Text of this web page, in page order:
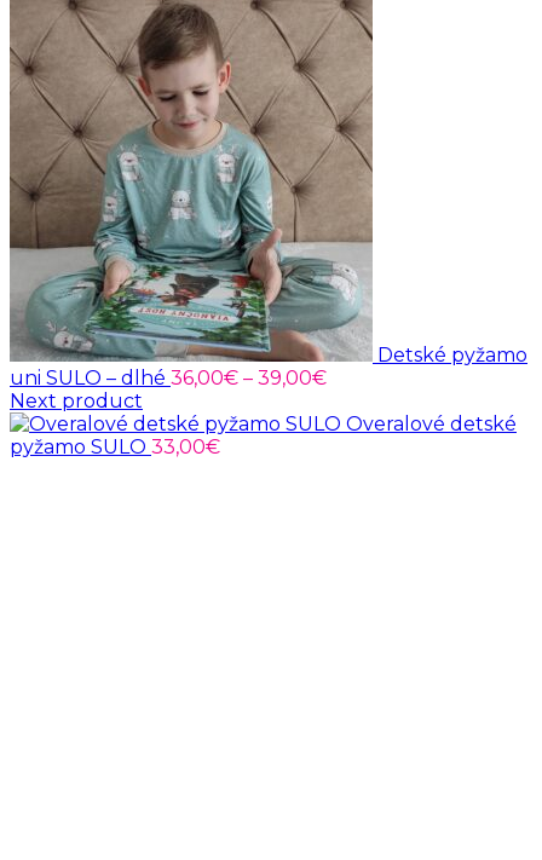
Detské pyžamo
uni SULO – dlhé 36,00€ – 39,00€Price
36,00€
Next product
Overalové detské
pyžamo SULO 33,00€